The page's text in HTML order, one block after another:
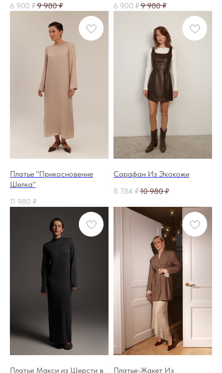
6 900 ₽9 980 ₽
6 900 ₽9 980 ₽
Платье "Прикосновение
Шелка"
11 980 ₽
Сарафан Из Экокожи
8 784 ₽10 980 ₽
Платье Макси из Шерсти в
Платье-Жакет Из